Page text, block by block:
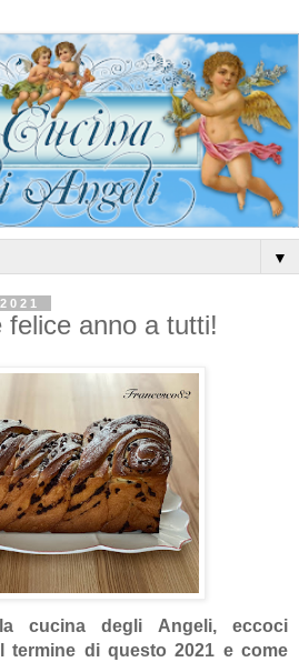
▼
anno a tutti!
cucina degli Angeli, eccoci
di questo 2021 e come